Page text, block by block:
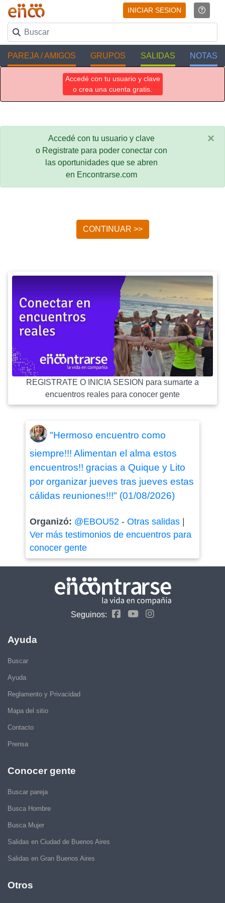
INICIAR SESION
PAREJA / AMIGOS GRUPOS SALIDAS NOTAS
Accedé con tu usuario y clave
o crea una cuenta gratis.
Accedé con tu usuario y clave
o Registrate para poder conectar con
las oportunidades que se abren
en Encontrarse.com
×
CONTINUAR >>
REGISTRATE O INICIA SESION para sumarte a
encuentros reales para conocer gente
"Hermoso encuentro como
siempre!!! Alimentan el alma estos
encuentros!! gracias a Quique y Lito
por organizar jueves tras jueves estas
cálidas reuniones!!!" (01/08/2026)
Organizó: @EBOU52- Otras salidas|
Ver más testimonios de encuentros para
conocer gente
Seguinos:
Ayuda
Buscar
Ayuda
Reglamento y Privacidad
Mapa del sitio
Contacto
Prensa
Conocer gente
Buscar pareja
Busca Hombre
Busca Mujer
Salidas en Ciudad de Buenos Aires
Salidas en Gran Buenos Aires
Otros